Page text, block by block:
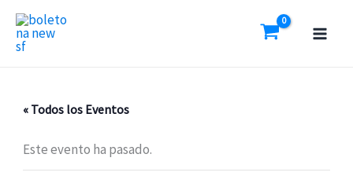
contenido
« Todos los Eventos
Este evento ha pasado.